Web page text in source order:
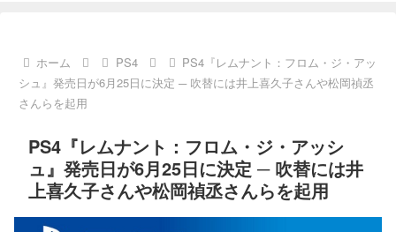
ホーム PS4
PS4『レムナント：フロム・ジ・アッ
シュ』発売日が6月25日に決定 ─ 吹替には井上喜久子さんや松岡禎丞
さんらを起用
PS4『レムナント：フロム・ジ・アッシ
ュ』発売日が6月25日に決定 ─ 吹替には井
上喜久子さんや松岡禎丞さんらを起用